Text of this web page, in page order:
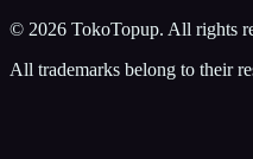
© 2026 TokoTopup. All rights
All trademarks belong to their